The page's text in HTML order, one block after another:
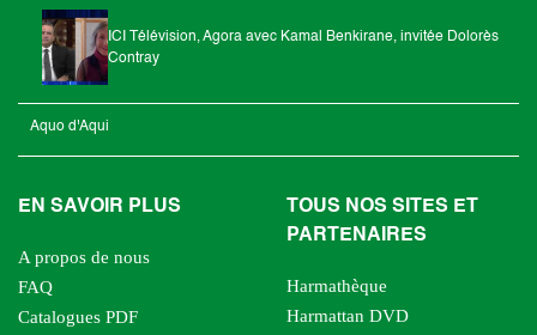
ICI Télévision, Agora avec Kamal Benkirane, invitée Dolorès
Contray
Aquo d'Aqui
EN SAVOIR PLUS
A propos de nous
FAQ
Catalogues PDF
TOUS NOS SITES ET
PARTENAIRES
Harmathèque
Harmattan DVD